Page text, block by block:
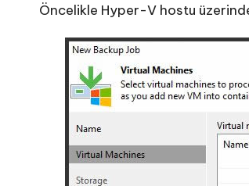
Öncelikle Hyper-V hostu